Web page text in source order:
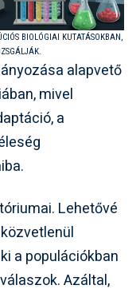
BIOLÓGIAI KUTATÁSOKBAN,
alapvető
mivel
a
Lehetővé
a populációkban
Azáltal,